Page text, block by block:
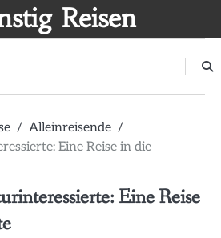
Reisen
Alleinreisende
Eine Reise in die
Eine Reise